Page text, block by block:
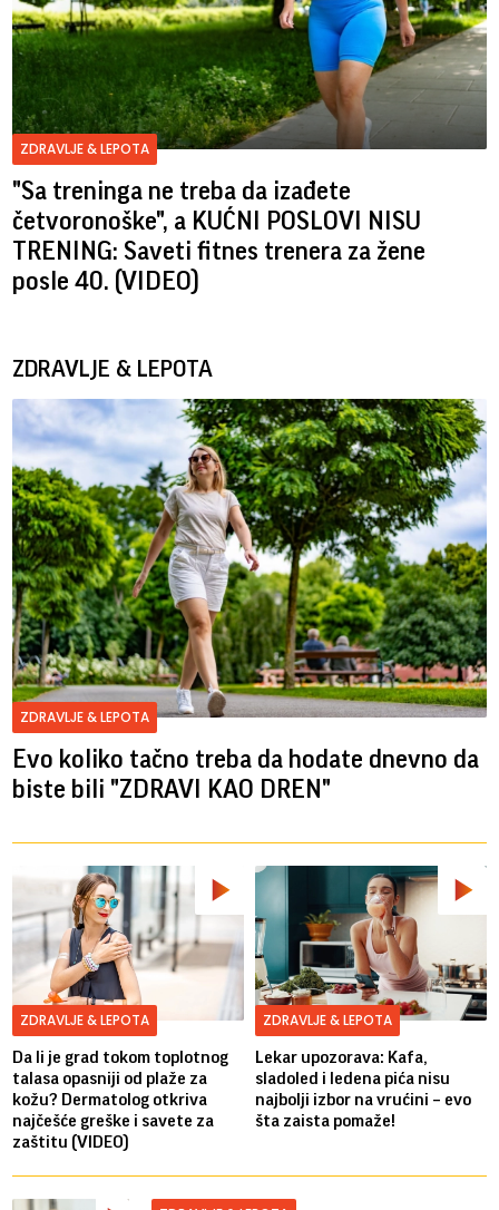
ZDRAVLJE & LEPOTA
"Sa treninga ne treba da izađete
četvoronoške", a KUĆNI POSLOVI NISU
TRENING: Saveti fitnes trenera za žene
posle 40. (VIDEO)
ZDRAVLJE & LEPOTA
ZDRAVLJE & LEPOTA
Evo koliko tačno treba da hodate dnevno da
biste bili "ZDRAVI KAO DREN"
ZDRAVLJE & LEPOTA
Da li je grad tokom toplotnog
talasa opasniji od plaže za
kožu? Dermatolog otkriva
najčešće greške i savete za
zaštitu (VIDEO)
ZDRAVLJE & LEPOTA
Lekar upozorava: Kafa,
sladoled i ledena pića nisu
najbolji izbor na vrućini – evo
šta zaista pomaže!